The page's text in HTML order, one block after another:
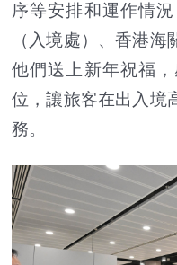
序等安排和運作情
（入境處）、香港
他們送上新年祝福
位，讓旅客在出入境
務。